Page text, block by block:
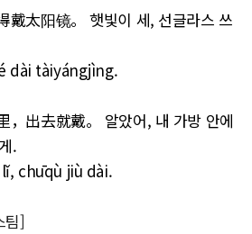
戴太阳镜。 햇빛이 세, 선글라스 쓰
dài tàiyángjìng.
，出去就戴。 알았어, 내 가방 안에
.
chūqù jiù dài.
팀]